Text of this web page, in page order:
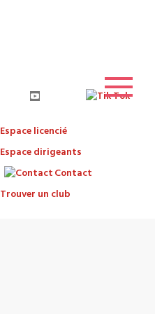
Espace licencié
Espace dirigeants
Contact
Trouver un club